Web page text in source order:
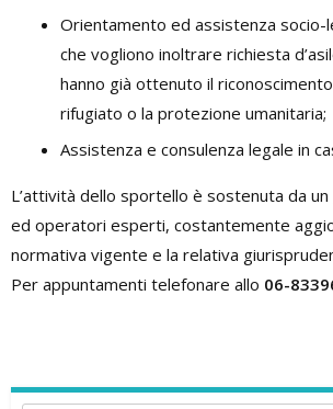
Orientamento ed assistenza socio-
che vogliono inoltrare richiesta
hanno già ottenuto il
rifugiato o la protezione umanitaria;
Assistenza e consulenza legale in
L’attività dello sportello è sostenuta da
ed operatori esperti, costantemente
normativa vigente e la relativa
Per appuntamenti telefonare allo 06-